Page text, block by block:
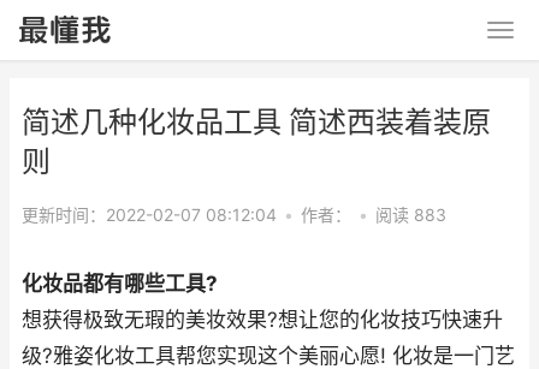
简述几种化妆品工具 简述西装着装原
则
更新时间：2022-02-07 08:12:04 • 作者： • 阅读 883
化妆品都有哪些工具?
想获得极致无瑕的美妆效果?想让您的化妆技巧快速升
级?雅姿化妆工具帮您实现这个美丽心愿! 化妆是一门艺